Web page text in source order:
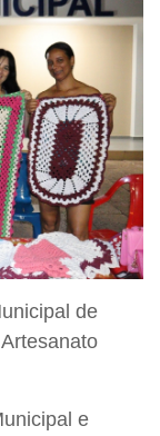
de
e